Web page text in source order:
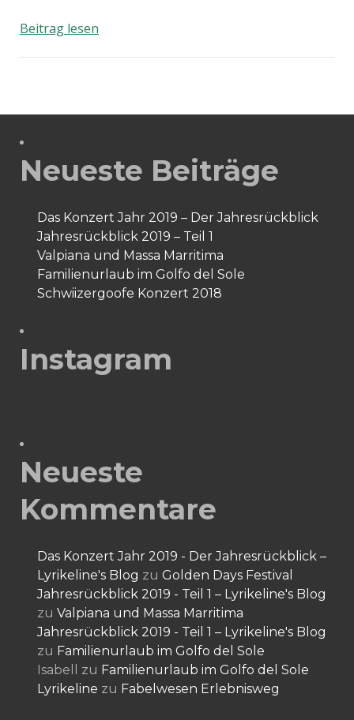
Beitrag lesenWillkommen
Neueste Beiträge
Das Konzert Jahr 2019 – Der Jahresrückblick
Jahresrückblick 2019 – Teil 1
Valpiana und Massa Marritima
Familienurlaub im Golfo del Sole
Schwiizergoofe Konzert 2018
Instagram
Neueste
Kommentare
Das Konzert Jahr 2019 - Der Jahresrückblick –
Lyrikeline's Blog zu Golden Days Festival
Jahresrückblick 2019 - Teil 1 – Lyrikeline's Blog
zu Valpiana und Massa Marritima
Jahresrückblick 2019 - Teil 1 – Lyrikeline's Blog
zu Familienurlaub im Golfo del Sole
Isabell
zu Familienurlaub im Golfo del Sole
Lyrikeline zu Fabelwesen Erlebnisweg